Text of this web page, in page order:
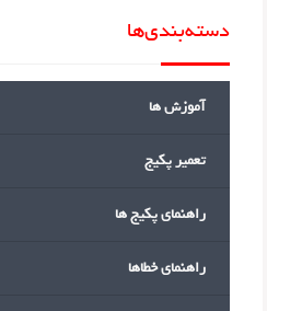
دسته‌بندی‌ها
آموزش ها
تعمیر پکیج
راهنمای پکیج ها
راهنمای خطاها